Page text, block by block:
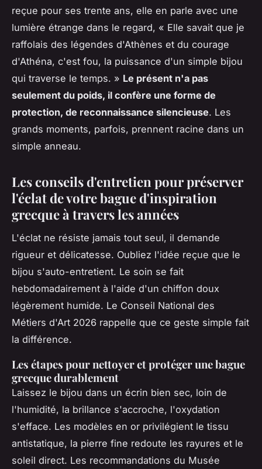
reçue pour ses trente ans, elle en parle avec une
lumière étrange dans le regard, « Elle savait que je
raffolais des légendes d'Athènes et du courage
d'Athéna, c'est fou, la puissance d'un simple bijou
qui traverse le temps. » Le présent n'a pas
seulement du poids, il confère une forme de
protection, de reconnaissance silencieuse. Les
grands moments, parfois, prennent racine dans un
simple anneau.
Les conseils d'entretien pour préserver
l'éclat de votre bague d'inspiration
grecque à travers les années
L'éclat ne résiste jamais tout seul, il demande
rigueur et délicatesse. Oubliez l'idée reçue que le
bijou s'auto-entretient. Le soin se fait
hebdomadairement à l'aide d'un chiffon doux
légèrement humide. Le Conseil National des
Métiers d'Art 2026 rappelle que ce geste simple fait
la différence.
Les étapes pour nettoyer et protéger une bague
grecque durablement
Laissez le bijou dans un écrin bien sec, loin de
l'humidité, la brillance s'accroche, l'oxydation
s'efface. Les modèles en or privilégient le tissu
antistatique, la pierre fine redoute les rayures et le
soleil direct. Les recommandations du Musée